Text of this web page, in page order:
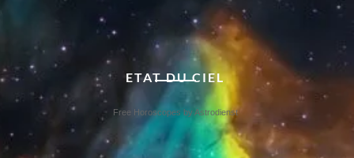
ETAT DU CIEL
Free Horoscopes by Astrodienst